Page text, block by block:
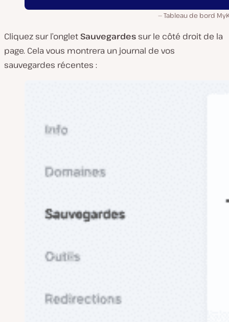
Tableau de bord
Cliquez sur l’onglet Sauvegardes sur le côté droit de la
page. Cela vous montrera un journal de vos
sauvegardes récentes :